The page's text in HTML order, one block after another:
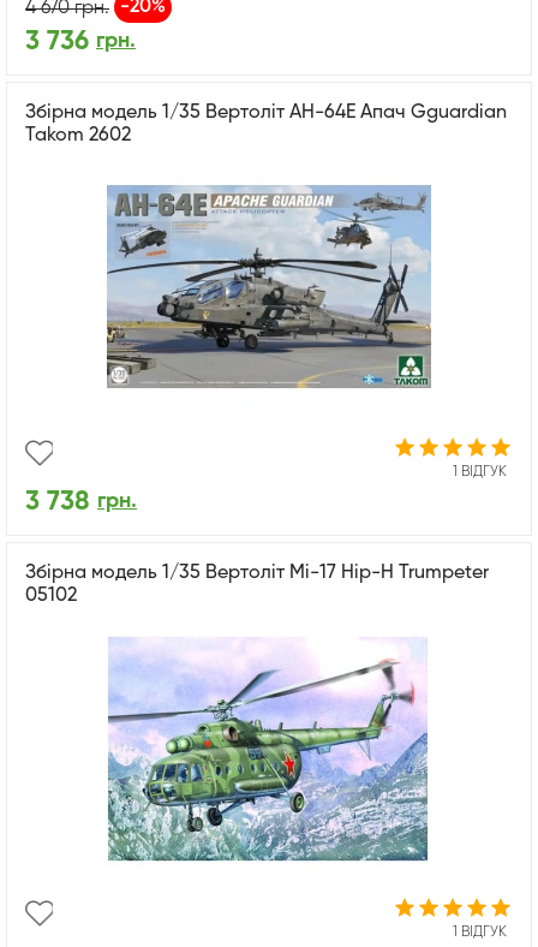
4 670грн. -20%
3 736 грн.
Збірна модель 1/35 Вертоліт AH-64E Апач Gguardian
Takom 2602
1 ВІДГУК
3 738 грн.
Збірна модель 1/35 Вертоліт Мі-17 Hip-H Trumpeter
05102
1 ВІДГУК